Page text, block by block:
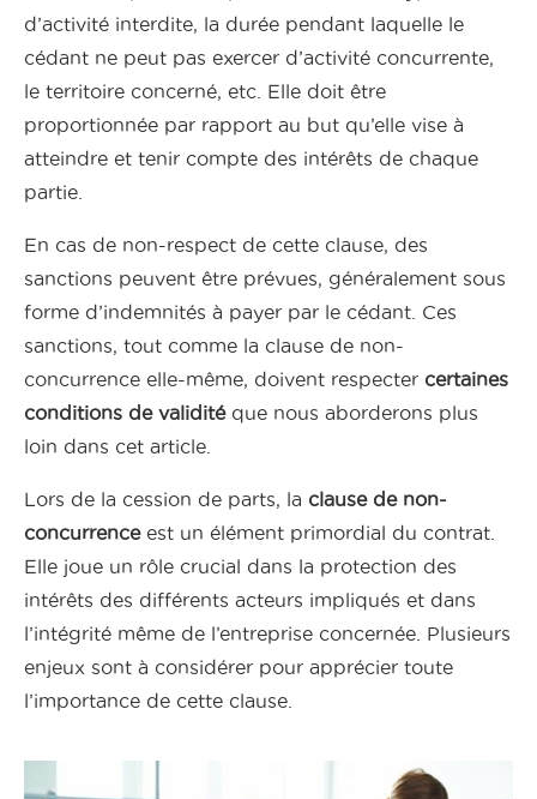
d’activité interdite, la durée pendant laquelle le
cédant ne peut pas exercer d’activité concurrente,
le territoire concerné, etc. Elle doit être
proportionnée par rapport au but qu’elle vise à
atteindre et tenir compte des intérêts de chaque
partie.
En cas de non-respect de cette clause, des
sanctions peuvent être prévues, généralement sous
forme d’indemnités à payer par le cédant. Ces
sanctions, tout comme la clause de non-
concurrence elle-même, doivent respecter certaines
conditions de validitéque nous aborderons plus
loin dans cet article.
Lors de la cession de parts, la clause de non-
concurrenceest un élément primordial du contrat.
Elle joue un rôle crucial dans la protection des
intérêts des différents acteurs impliqués et dans
l’intégrité même de l’entreprise concernée. Plusieurs
enjeux sont à considérer pour apprécier toute
l’importance de cette clause.